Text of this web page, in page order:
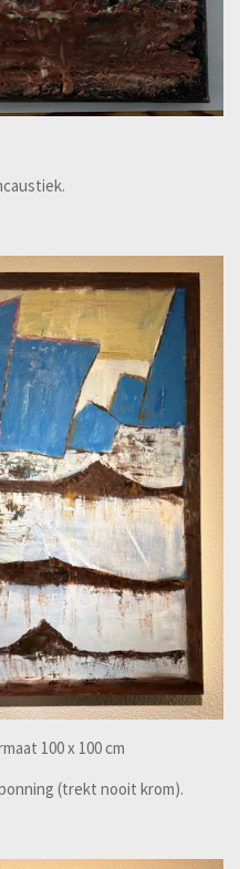
100 x 100 cm
(trekt nooit krom).